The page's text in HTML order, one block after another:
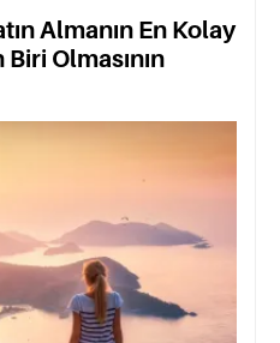
Almanın En Kolay
Olmasının